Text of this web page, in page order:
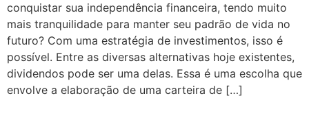
conquistar sua independência financeira, tendo muito
mais tranquilidade para manter seu padrão de vida no
futuro? Com uma estratégia de investimentos, isso é
possível. Entre as diversas alternativas hoje existentes,
dividendos pode ser uma delas. Essa é uma escolha que
envolve a elaboração de uma carteira de […]